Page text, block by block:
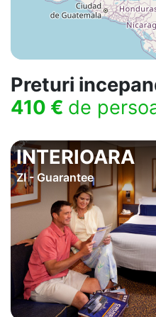
Preturi
410 € de
INTERIOARA
ZI - Guarantee